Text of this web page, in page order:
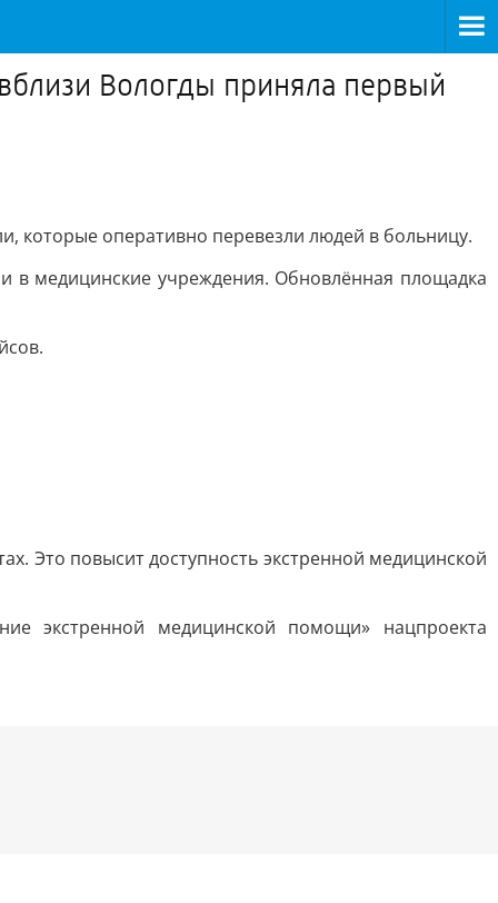
Вологды приняла первый
которые оперативно перевезли людей в больницу.
в медицинские учреждения. Обновлённая площадка
Это повысит доступность экстренной медицинской
экстренной медицинской помощи» нацпроекта